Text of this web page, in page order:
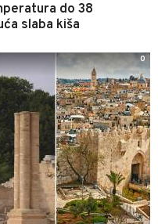
do 38
slaba kiša
0